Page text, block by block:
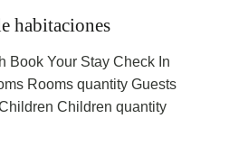
habitaciones
Book Your Stay Check In
Rooms quantity Guests
Children quantity